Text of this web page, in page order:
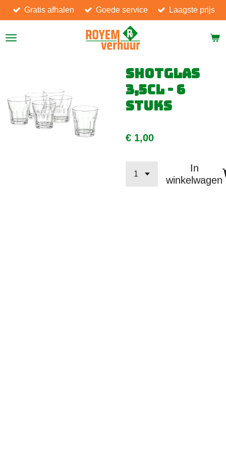
Ga
direct
naar
Gratis afhalen Goede service Laagste prijs
Shotglas
3,5cl - 6
stuks
€ 1,00
In
winkelwagen